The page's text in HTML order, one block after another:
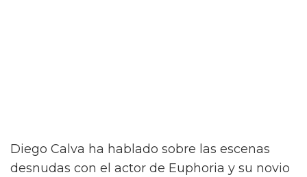
Diego Calva ha hablado sobre las escenas
desnudas con el actor de Euphoria y su novio